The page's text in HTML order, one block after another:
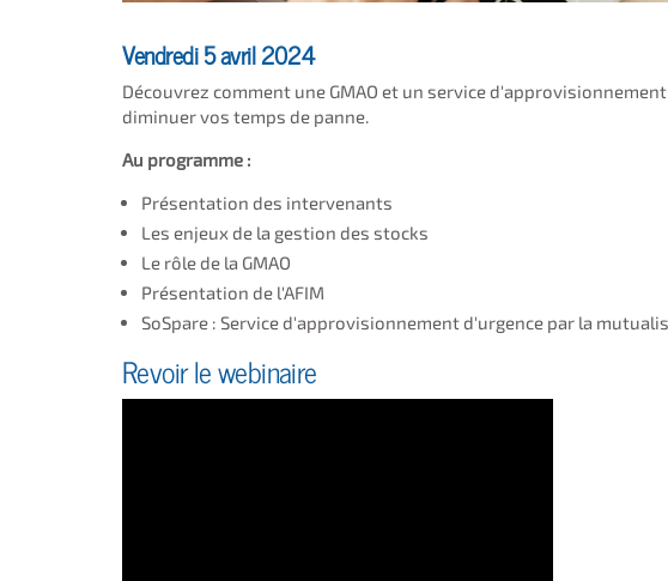
Vendredi 5 avril 2024
Découvrez comment une GMAO et un service
diminuer vos temps de panne.
Au programme :
Présentation des intervenants
Les enjeux de la gestion des stocks
Le rôle de la GMAO
Présentation de l'AFIM
SoSpare : Service d'approvisionnement d'urgence par la
Revoir le webinaire